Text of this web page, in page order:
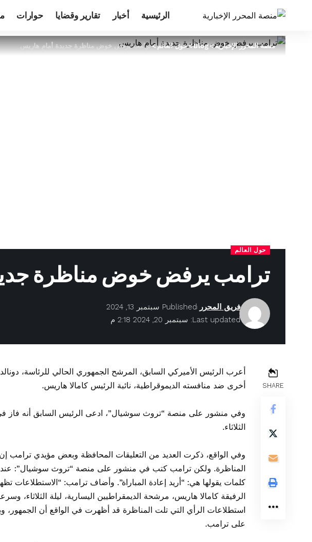
الرئيسية أخبار تقارير وقضايا حوارات
منصة المحرر الإخبارية>
Blog
>حول العالم>ترامب يرفض خوض مناظرة جديدة أمام هاريس
حول العالم
ترامب يرفض خوض مناظرة
Last updated: سبتمبر 20, 2024 2:18 م
فريق المحرر Published سبتمبر 13, 2024
SHARE
أعرب الرئيس الأميركي السابق، المرشح الجمهوري الحالي للرئاسة،
أخرى ضد منافسته الديموقراطية، نائبة الرئيس كامالا هاريس.
وفي منشور على منصة “تروث سوشيال”، ادعى الرئيس السابق أنه فاز
الثلاثاء.
وفي الواقع، ذكرت العديد من التعليقات المحافظة وبعض مؤيدي ترامب
المناظرة. ولكن ترامب كتب في منشور على منصة “تروث سوشيال”:
كلمات يقولها هي: “أريد إعادة المباراة”. وأضاف ترامب: “الاستطلاعات
الرفيقة كامالا هاريس، مرشحة الديمقراطيين اليسارية، ليلة الثلاثاء،
استطلاعات الرأي التي تلت المناظرة قد أظهرت في الواقع أن الجمهور،
على ترامب.